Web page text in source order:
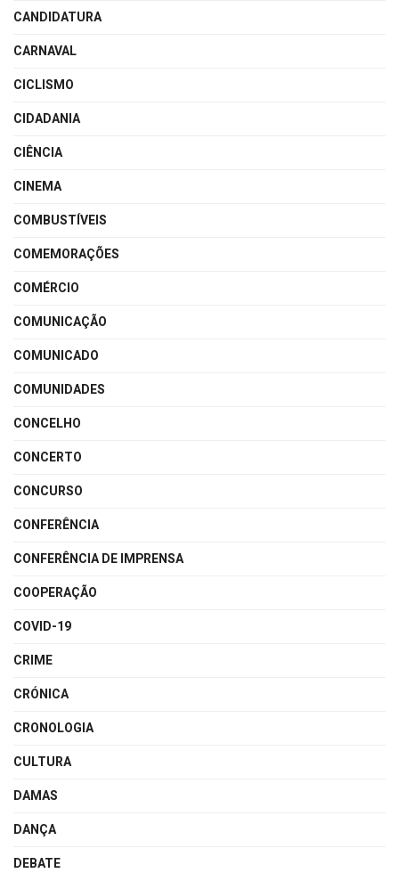
CANDIDATURA
CARNAVAL
CICLISMO
CIDADANIA
CIÊNCIA
CINEMA
COMBUSTÍVEIS
COMEMORAÇÕES
COMÉRCIO
COMUNICAÇÃO
COMUNICADO
COMUNIDADES
CONCELHO
CONCERTO
CONCURSO
CONFERÊNCIA
CONFERÊNCIA DE IMPRENSA
COOPERAÇÃO
COVID-19
CRIME
CRÓNICA
CRONOLOGIA
CULTURA
DAMAS
DANÇA
DEBATE